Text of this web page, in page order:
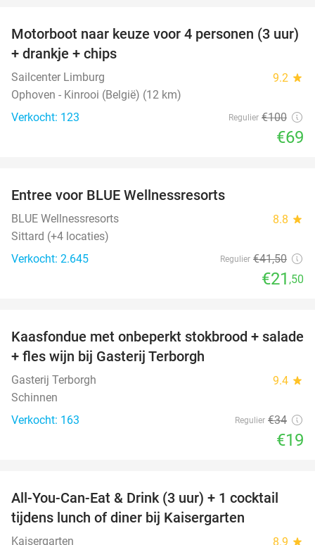
31%
Motorboot naar keuze voor 4 personen (3 uur)
+ drankje + chips
Sailcenter Limburg 9.2 star
Ophoven - Kinrooi (België) (12 km)
Verkocht: 123
Regulier €100
€69
Entree voor BLUE Wellnessresorts
BLUE Wellnessresorts 8.8 star
Sittard (+4 locaties)
Verkocht: 2.645
Regulier €41,50
€21 ,50
44%
Kaasfondue met onbeperkt stokbrood + salade
+ fles wijn bij Gasterij Terborgh
Gasterij Terborgh 9.4 star
Schinnen
Verkocht: 163
Regulier €34
€19
33%
All-You-Can-Eat & Drink (3 uur) + 1 cocktail
tijdens lunch of diner bij Kaisergarten
Kaisergarten 8.9 star